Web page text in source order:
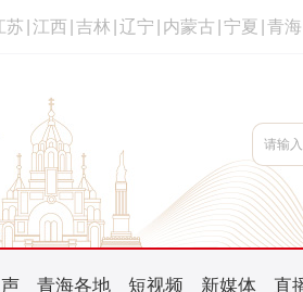
苏 江西 吉林 辽宁 内蒙古 宁夏 青海
青海各地 短视频 新媒体 直